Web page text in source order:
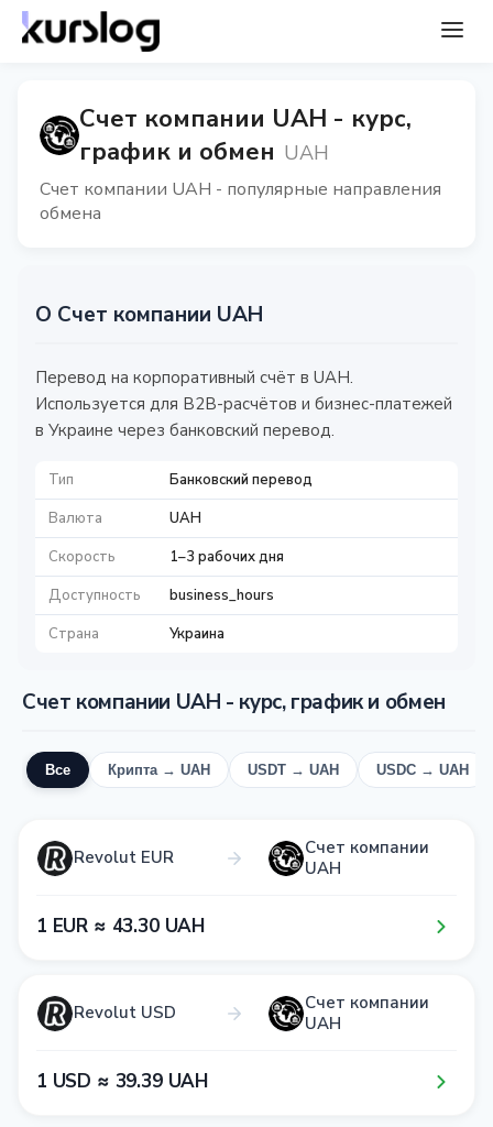
Счет компании UAH - курс,
график и обмен UAH
Счет компании UAH - популярные направления
обмена
О Счет компании UAH
Перевод на корпоративный счёт в UAH.
Используется для B2B-расчётов и бизнес-платежей
в Украине через банковский перевод.
Тип
Банковский перевод
Валюта
UAH
Скорость
1–3 рабочих дня
Доступность
business_hours
Страна
Украина
Счет компании UAH - курс, график и обмен
Все Крипта → UAH USDT → UAH USDC → UAH
Revolut EUR
Счет компании
UAH
1​ EUR ≈ 4​3​.3​0​ UAH
Revolut USD
Счет компании
UAH
1​ USD ≈ 3​9​.3​9​ UAH